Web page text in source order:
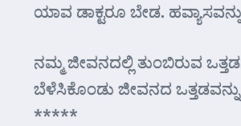
ಯಾವ ಡಾಕ್ಟರೂ ಬೇಡ.
ನಮ್ಮ ಜೀವನದಲ್ಲಿ ತುಂಬಿರುವ
ಬೆಳೆಸಿಕೊಂಡು ಜೀವನದ
*****